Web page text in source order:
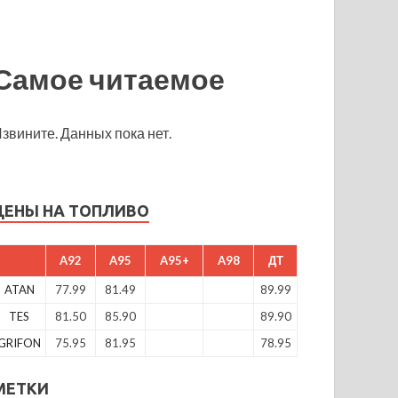
читаемое
Данных пока нет.
НА ТОПЛИВО
A92 A95 A95+ A98 ДТ
ATAN 77.99 81.49
89.99
TES
81.50 85.90
89.90
75.95 81.95 78.95